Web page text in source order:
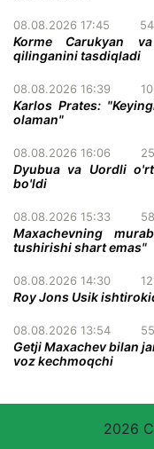
08.08.2026 17:45
Korme Carukyan
qilinganini tasdiqladi
08.08.2026 16:39
Karlos Prates:
olaman"
08.08.2026 16:06
Dyubua va Uordli
bo'ldi
08.08.2026 15:33
Maxachevning
tushirishi shart emas"
08.08.2026 14:30
Roy Jons Usik
08.08.2026 13:54
Getji Maxachev bilan
voz kechmoqchi
2026